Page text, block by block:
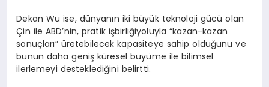
Dekan Wu ise, dünyanın iki büyük teknoloji gücü olan
Çin ile ABD’nin, pratik işbirliğiyoluyla “kazan-kazan
sonuçları” üretebilecek kapasiteye sahip olduğunu ve
bunun daha geniş küresel büyüme ile bilimsel
ilerlemeyi desteklediğini belirtti.